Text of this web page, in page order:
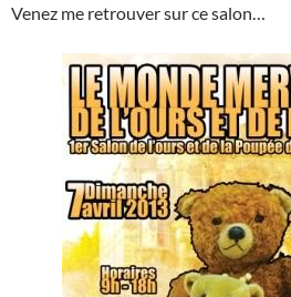
Venez me retrouver sur ce salon…